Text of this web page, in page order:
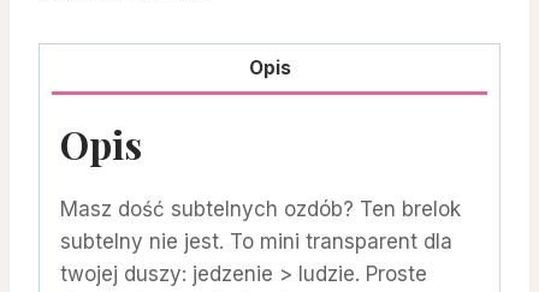
Opis
Opis
Masz dość subtelnych ozdób? Ten brelok
subtelny nie jest. To mini transparent dla
twojej duszy: jedzenie > ludzie. Proste